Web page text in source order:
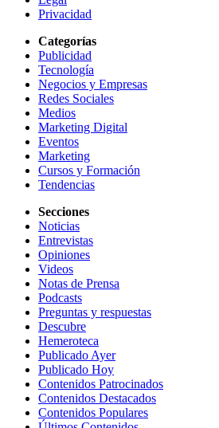
Privacidad
Categorías
Publicidad
Tecnología
Negocios y Empresas
Redes Sociales
Medios
Marketing Digital
Eventos
Marketing
Cursos y Formación
Tendencias
Secciones
Noticias
Entrevistas
Opiniones
Videos
Notas de Prensa
Podcasts
Preguntas y respuestas
Descubre
Hemeroteca
Publicado Ayer
Publicado Hoy
Contenidos Patrocinados
Contenidos Destacados
Contenidos Populares